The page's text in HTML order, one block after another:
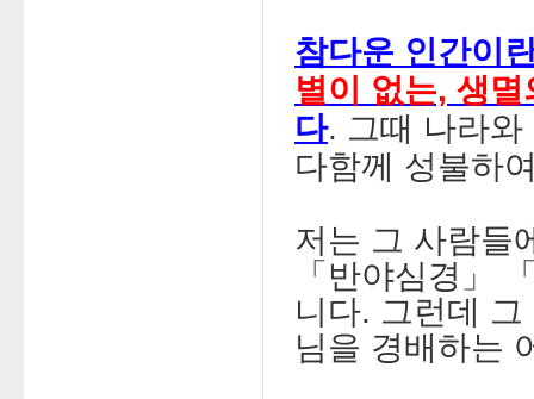
참다운 인간이
별이 없는, 생
다. 그때 나라
다함께 성불하
저는 그 사람들
「반야심경」
니다. 그런데
님을 경배하는